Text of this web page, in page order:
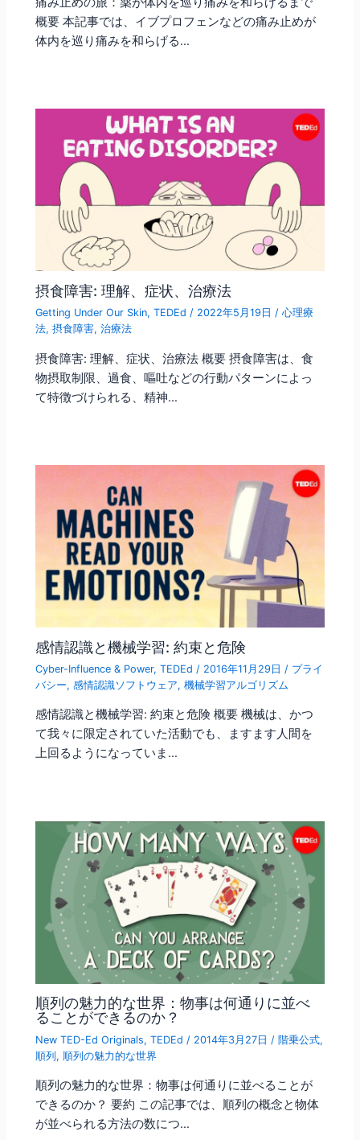
概要 本記事では、イブプロフェンなどの痛み止めが
体内を巡り痛みを和らげる…
摂食障害: 理解、症状、治療法
Getting Under Our Skin,TEDEd / 2022年5月19日/心理療
法,摂食障害,治療法
摂食障害: 理解、症状、治療法 概要 摂食障害は、食
物摂取制限、過食、嘔吐などの行動パターンによっ
て特徴づけられる、精神…
感情認識と機械学習: 約束と危険
Cyber-Influence & Power,TEDEd / 2016年11月29日 / プライ
バシー,感情認識ソフトウェア,機械学習アルゴリズム
感情認識と機械学習: 約束と危険 概要 機械は、かつ
て我々に限定されていた活動でも、ますます人間を
上回るようになっていま…
順列の魅力的な世界：物事は何通りに並べ
ることができるのか？
New TED-Ed Originals,TEDEd / 2014年3月27日 /階乗公式,
順列, 順列の魅力的な世界
順列の魅力的な世界：物事は何通りに並べることが
できるのか？ 要約 この記事では、順列の概念と物体
が並べられる方法の数につ…